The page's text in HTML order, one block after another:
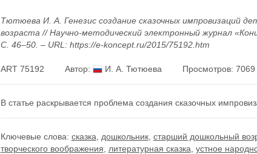
Тютюева И. А. Генезис создание сказочных импровизаций
возраста // Научно-методический электронный журнал
С. 46–50. – URL: https://e-koncept.ru/2015/75192.htm
ART 75192 Автор: И. А. Тютюева Просмотров: 7069
В статье раскрывается проблема создания сказочных
Ключевые слова: сказка дошкольник, старший дошкольный
творческого воображения
литературная сказка устное